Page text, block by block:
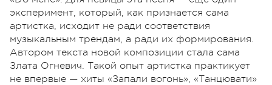
эксперимент, который, как признается сама
артистка, исходит не ради соответствия
музыкальным трендам, а ради их формирования.
Автором текста новой композиции стала сама
Злата Огневич. Такой опыт артистка практикует
не впервые — хиты «Запали вогонь», «Танцювати»